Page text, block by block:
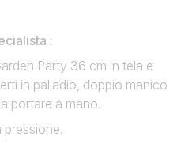
:
Party 36 cm in tela e
in palladio, doppio manico
portare a mano.